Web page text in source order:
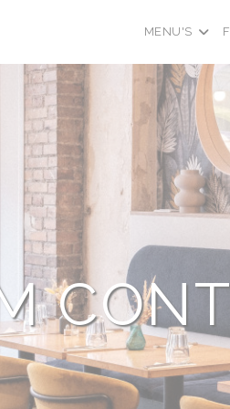
MENU'S